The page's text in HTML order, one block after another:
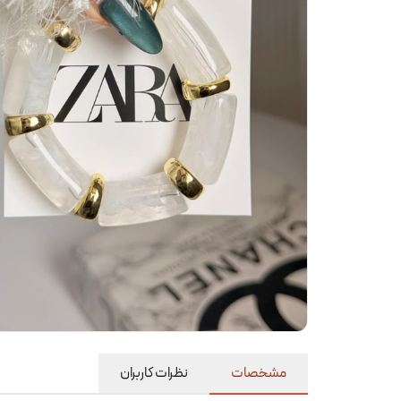
مشخصات نظرات کاربران